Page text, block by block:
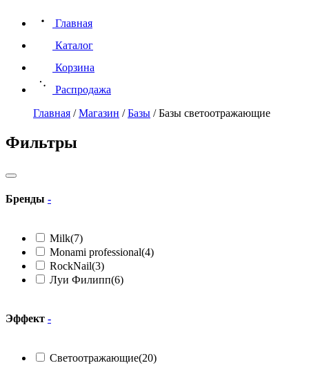
Главная
Каталог
Корзина
Распродажа
Главная /Магазин /Базы /Базы светоотражающие
Фильтры
Бренды -
Milk(7)
Monami professional(4)
RockNail(3)
Луи Филипп(6)
Эффект -
Светоотражающие(20)